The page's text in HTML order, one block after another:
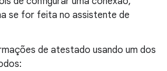
se for feita no assistente de
de atestado usando um dos